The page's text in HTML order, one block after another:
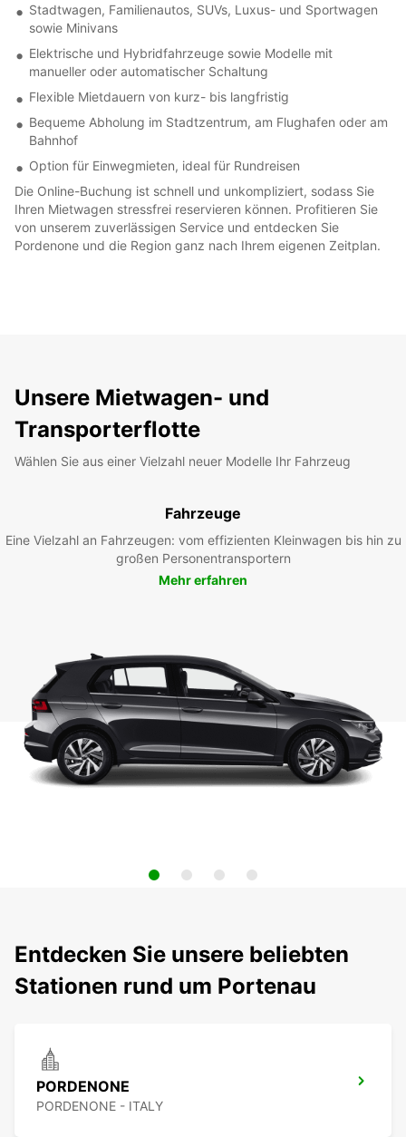
Stadtwagen, Familienautos, SUVs, Luxus- und Sportwagen
sowie Minivans
Elektrische und Hybridfahrzeuge sowie Modelle mit
manueller oder automatischer Schaltung
Flexible Mietdauern von kurz- bis langfristig
Bequeme Abholung im Stadtzentrum, am Flughafen oder am
Bahnhof
Option für Einwegmieten, ideal für Rundreisen
Die Online-Buchung ist schnell und unkompliziert, sodass Sie
Ihren Mietwagen stressfrei reservieren können. Profitieren Sie
von unserem zuverlässigen Service und entdecken Sie
Pordenone und die Region ganz nach Ihrem eigenen Zeitplan.
Unsere Mietwagen- und
Transporterflotte
Wählen Sie aus einer Vielzahl neuer Modelle Ihr Fahrzeug
Fahrzeuge
Eine Vielzahl an Fahrzeugen: vom effizienten Kleinwagen bis hin zu
großen Personentransportern
Mehr erfahren
Entdecken Sie unsere beliebten
Stationen rund um Portenau
PORDENONE
PORDENONE - ITALY